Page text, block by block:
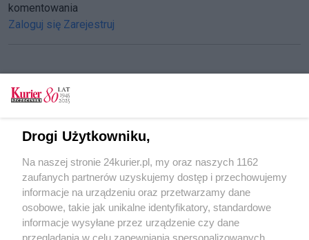
komentowania
Zaloguj się Zarejestruj
CZYTAJ TAKŻE
Jagiellońska. Do przebudowy krótka ławka
chętnych
Do Krzekowa autobusem nie tramwajem
POGODA
Drogi Użytkowniku,
Na naszej stronie 24kurier.pl, my oraz naszych 1162
zaufanych partnerów uzyskujemy dostęp i przechowujemy
informacje na urządzeniu oraz przetwarzamy dane
osobowe, takie jak unikalne identyfikatory, standardowe
informacje wysyłane przez urządzenie czy dane
przeglądania w celu zapewniania spersonalizowanych